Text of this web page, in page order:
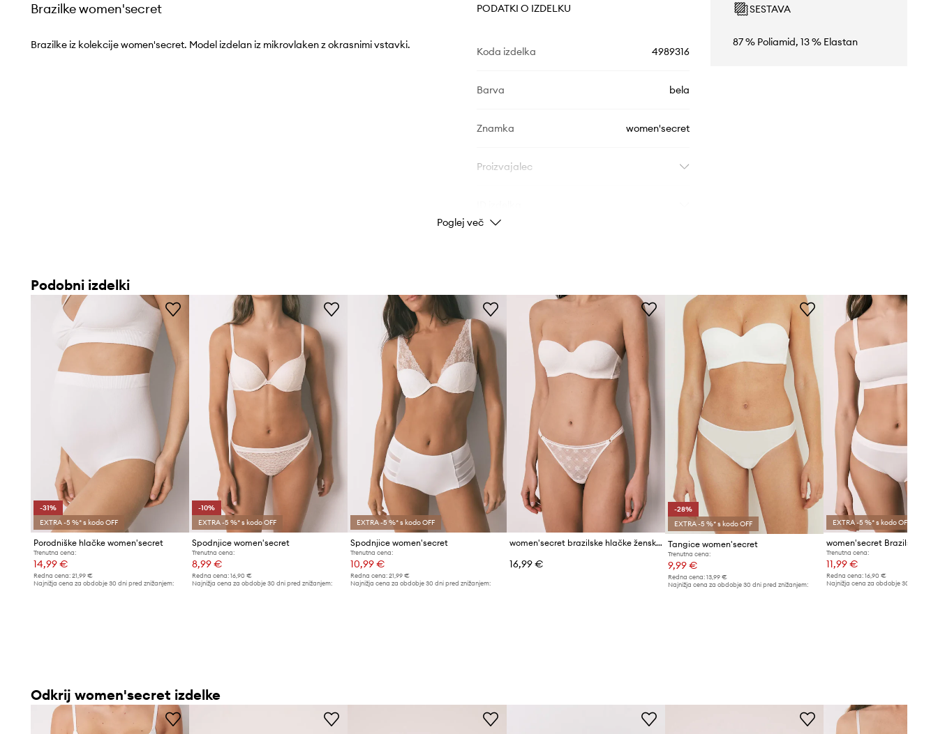
Brazilke women'secret
Brazilke iz kolekcije women'secret. Model izdelan iz mikrovlaken z okrasnimi vstavki.
PODATKI O IZDELKU
Koda izdelka 4989316
Barva bela
Znamka women'secret
Proizvajalec
SESTAVA
87 % Poliamid, 13 % Elastan
Poglej več
Podobni izdelki
-31%
EXTRA -5 %* s kodo OFF
Porodniške hlačke women'secret
Trenutna cena:
14,99 €
Redna cena: 21,99 €
Najnižja cena za obdobje 30 dni pred znižanjem:
-10%
EXTRA -5 %* s kodo OFF
Spodnjice women'secret
Trenutna cena:
8,99 €
Redna cena:16,90 €
Najnižja cena za obdobje 30 dni pred znižanjem:
EXTRA -5 %* s kodo OFF
Spodnjice women'secret
Trenutna cena:
10,99 €
Redna cena: 21,99 €
Najnižja cena za obdobje 30 dni pred znižanjem:
women'secret brazilske hlačke ženske
16,99 €
-28%
EXTRA -5 %* s kodo OFF
Tangice women'secret
Trenutna cena:
9,99 €
Redna cena:13,99 €
Najnižja cena za obdobje 30 dni pred znižanjem:
EXTRA -5 %* s kodo OFF
Trenutna cena:
11,99 €
Redna cena: 16,90 €
Najnižja cena za obdobje 30 dni pred
Odkrij women'secret izdelke